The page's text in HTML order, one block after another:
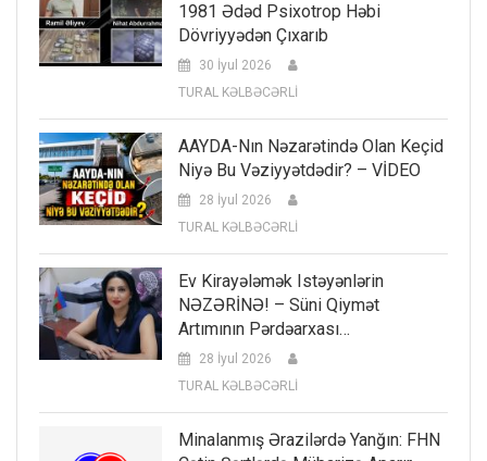
1981 Ədəd Psixotrop Həbi
Dövriyyədən Çıxarıb
30 İyul 2026
TURAL KƏLBƏCƏRLİ
AAYDA-Nın Nəzarətində Olan Keçid
Niyə Bu Vəziyyətdədir? – VİDEO
28 İyul 2026
TURAL KƏLBƏCƏRLİ
Ev Kirayələmək Istəyənlərin
NƏZƏRİNƏ! – Süni Qiymət
Artımının Pərdəarxası…
28 İyul 2026
TURAL KƏLBƏCƏRLİ
Minalanmış Ərazilərdə Yanğın: FHN